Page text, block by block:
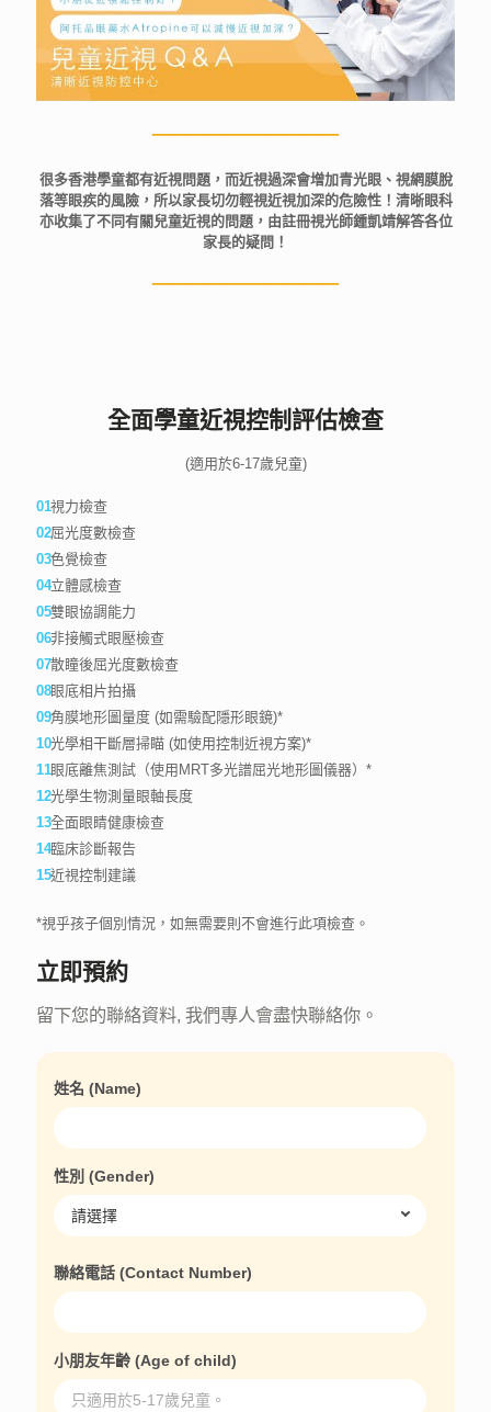
──────────
很多香港學童都有近視問題，而近視過深會增加青光眼、視網膜脫
落等眼疾的風險，所以家長切勿輕視近視加深的危險性！清晰眼科
亦收集了不同有關兒童近視的問題，由註冊視光師鍾凱靖解答各位
家長的疑問！
──────────
全面學童近視控制評估檢查
(適用於6-17歲兒童)
視力檢查
屈光度數檢查
色覺檢查
立體感檢查
雙眼協調能力
非接觸式眼壓檢查
散瞳後屈光度數檢查
眼底相片拍攝
角膜地形圖量度 (如需驗配隱形眼鏡)*
光學相干斷層掃瞄 (如使用控制近視方案)*
眼底離焦測試（使用MRT多光譜屈光地形圖儀器）*
光學生物測量眼軸長度
全面眼睛健康檢查
臨床診斷報告
近視控制建議
*視乎孩子個別情況，如無需要則不會進行此項檢查。
立即預約
留下您的聯絡資料, 我們專人會盡快聯絡你。
姓名 (Name)
性別 (Gender)
聯絡電話 (Contact Number)
小朋友年齡 (Age of child)